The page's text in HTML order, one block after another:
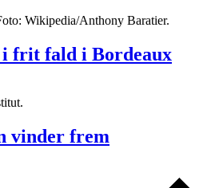
frit fald i Bordeaux
vinder frem